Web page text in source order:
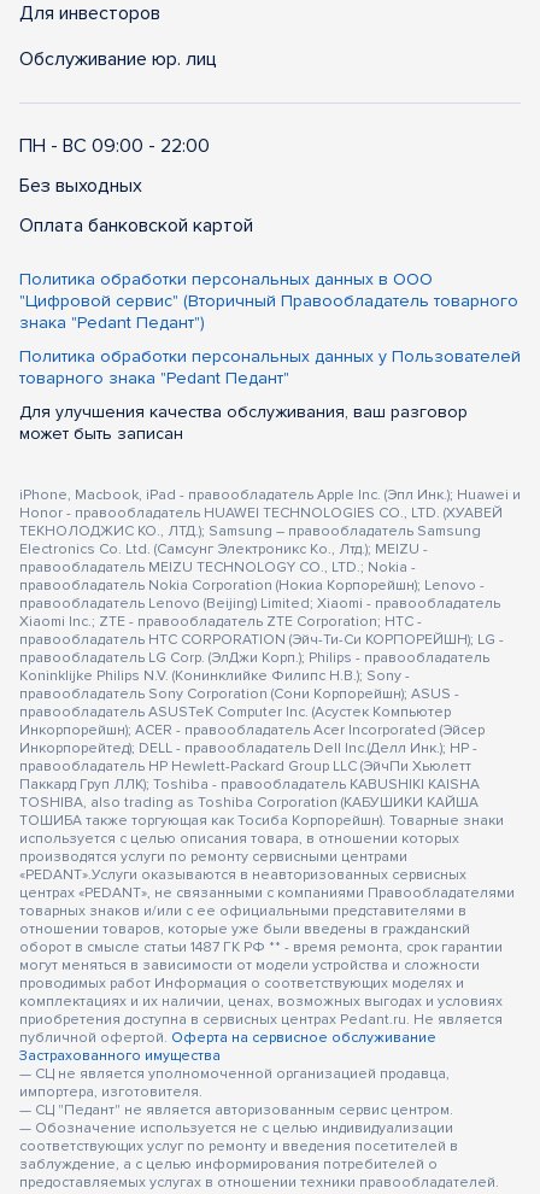
Для инвесторов
Обслуживание юр. лиц
ПН - ВС 09:00 - 22:00
Без выходных
Оплата банковской картой
Политика обработки персональных данных в ООО
"Цифровой сервис" (Вторичный Правообладатель товарного
знака "Pedant Педант")
Политика обработки персональных данных у Пользователей
товарного знака "Pedant Педант"
Для улучшения качества обслуживания, ваш разговор
может быть записан
iPhone, Macbook, iPad - правообладатель Apple Inc. (Эпл Инк.); Huawei и
Honor - правообладатель HUAWEI TECHNOLOGIES CO., LTD. (ХУАВЕЙ
ТЕКНОЛОДЖИС КО., ЛТД.); Samsung – правообладатель Samsung
Electronics Co. Ltd. (Самсунг Электроникс Ко., Лтд.); MEIZU -
правообладатель MEIZU TECHNOLOGY CO., LTD.; Nokia -
правообладатель Nokia Corporation (Нокиа Корпорейшн); Lenovo -
правообладатель Lenovo (Beijing) Limited; Xiaomi - правообладатель
Xiaomi Inc.; ZTE - правообладатель ZTE Corporation; HTC -
правообладатель HTC CORPORATION (Эйч-Ти-Си КОРПОРЕЙШН); LG -
правообладатель LG Corp. (ЭлДжи Корп.); Philips - правообладатель
Koninklijke Philips N.V. (Конинклийке Филипс Н.В.); Sony -
правообладатель Sony Corporation (Сони Корпорейшн); ASUS -
правообладатель ASUSTeK Computer Inc. (Асустек Компьютер
Инкорпорейшн); ACER - правообладатель Acer Incorporated (Эйсер
Инкорпорейтед); DELL - правообладатель Dell Inc.(Делл Инк.); HP -
правообладатель HP Hewlett-Packard Group LLC (ЭйчПи Хьюлетт
Паккард Груп ЛЛК); Toshiba - правообладатель KABUSHIKI KAISHA
TOSHIBA, also trading as Toshiba Corporation (КАБУШИКИ КАЙША
ТОШИБА также торгующая как Тосиба Корпорейшн). Товарные знаки
используется с целью описания товара, в отношении которых
производятся услуги по ремонту сервисными центрами
«PEDANT».Услуги оказываются в неавторизованных сервисных
центрах «PEDANT», не связанными с компаниями Правообладателями
товарных знаков и/или с ее официальными представителями в
отношении товаров, которые уже были введены в гражданский
оборот в смысле статьи 1487 ГК РФ ** - время ремонта, срок гарантии
могут меняться в зависимости от модели устройства и сложности
проводимых работ Информация о соответствующих моделях и
комплектациях и их наличии, ценах, возможных выгодах и условиях
приобретения доступна в сервисных центрах Pedant.ru. Не является
публичной офертой. Оферта на сервисное обслуживание
Застрахованного имущества
— СЦ не является уполномоченной организацией продавца,
импортера, изготовителя.
— СЦ "Педант" не является авторизованным сервис центром.
— Обозначение используется не с целью индивидуализации
соответствующих услуг по ремонту и введения посетителей в
заблуждение, а с целью информирования потребителей о
предоставляемых услугах в отношении техники правообладателей.